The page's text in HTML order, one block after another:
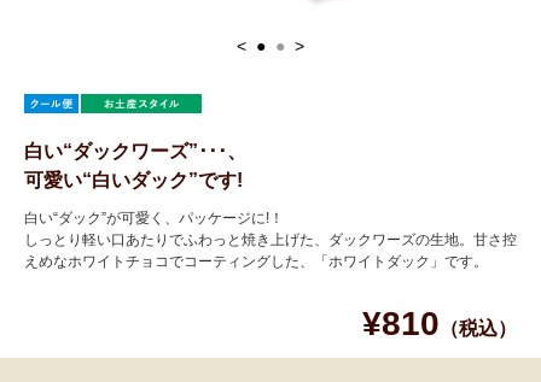
< ● ● >
白い“ダックワーズ”･･･、
可愛い“白いダック”です!
白い“ダック”が可愛く、パッケージに!！
しっとり軽い口あたりでふわっと焼き上げた、ダックワーズの生地。甘さ控
えめなホワイトチョコでコーティングした、「ホワイトダック」です。
¥810 （税込）